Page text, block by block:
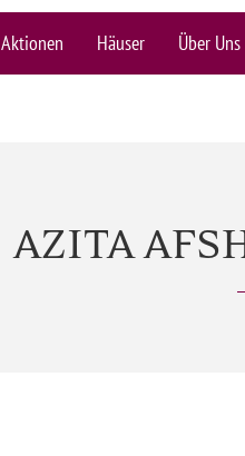
Aktionen Häuser Über Uns
AZITA